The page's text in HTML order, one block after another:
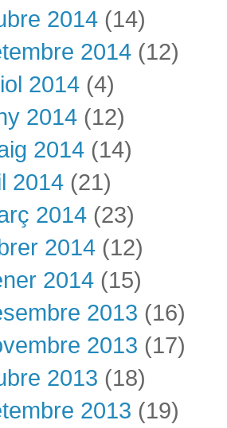
2014 (14)
2014 (12)
2014 (4)
2014 (12)
2014 (14)
2014 (21)
2014 (23)
2014 (12)
2014 (15)
2013 (16)
2013 (17)
2013 (18)
2013 (19)